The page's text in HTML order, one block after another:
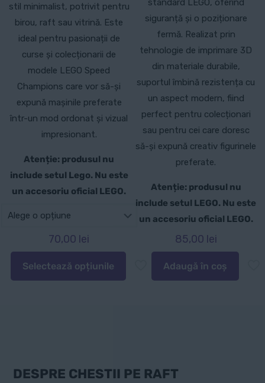
stil minimalist, potrivit pentru
birou, raft sau vitrină. Este
ideal pentru pasionații de
curse și colecționarii de
modele LEGO Speed
Champions care vor să-și
expună mașinile preferate
într-un mod ordonat și vizual
impresionant.
Atenție: produsul nu
include setul Lego. Nu este
un accesoriu oficial LEGO.
70,00 lei
Selectează opțiunile
Acest
Opțiunile
standard LEGO, oferind
siguranță și o poziționare
fermă. Realizat prin
tehnologie de imprimare 3D
din materiale durabile,
suportul îmbină rezistența cu
un aspect modern, fiind
perfect pentru colecționari
sau pentru cei care doresc
să-și expună creativ figurinele
preferate.
Atenție: produsul nu
include setul LEGO. Nu este
un accesoriu oficial LEGO.
85,00 lei
Adaugă în coș
DESPRE CHESTII PE RAFT